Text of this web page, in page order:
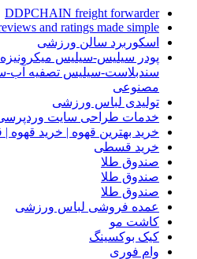
DDPCHAIN freight forwarder
and ratings made simple
اسکوربرد سالن ورزشی
پودر سیلیس-سیلیس
سندبلاست-سیلیس تصفیه
مصنوعی
تولیدی لباس ورزشی
خدمات طراحی سایت
خرید بهترین قهوه | خرید قهوه |
خرید قسطی
صندوق طلا
صندوق طلا
صندوق طلا
عمده فروشی لباس ورزشی
کاشت مو
کیک بوکسینگ
وام فوری